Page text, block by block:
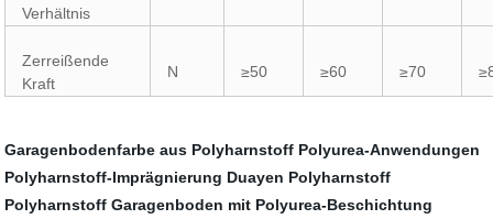
Verhältnis
Zerreißende
Kraft
N ≥50 ≥60 ≥70
Garagenbodenfarbe aus Polyharnstoff Polyurea-Anwendungen
Polyharnstoff-Imprägnierung Duayen Polyharnstoff
Polyharnstoff Garagenboden mit Polyurea-Beschichtung